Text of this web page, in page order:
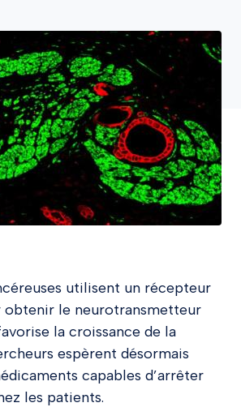
utilisent un récepteur
obtenir le neurotransmetteur
la croissance de la
espèrent désormais
capables d’arrêter
les patients.